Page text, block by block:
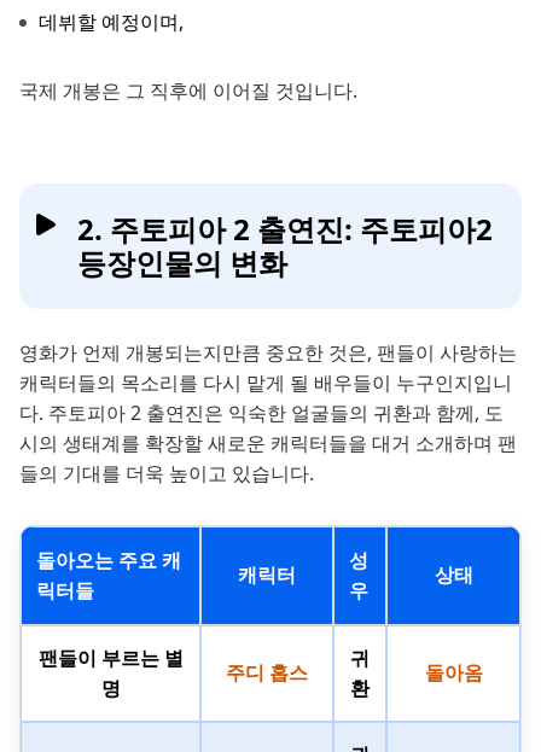
데뷔할 예정이며,
국제 개봉은 그 직후에 이어질 것입니다.
2. 주토피아 2 출연진: 주토피아2
등장인물의 변화
영화가 언제 개봉되는지만큼 중요한 것은, 팬들이 사랑하는
캐릭터들의 목소리를 다시 맡게 될 배우들이 누구인지입니
다. 주토피아 2 출연진은 익숙한 얼굴들의 귀환과 함께, 도
시의 생태계를 확장할 새로운 캐릭터들을 대거 소개하며 팬
들의 기대를 더욱 높이고 있습니다.
돌아오는 주요 캐
릭터들
캐릭터
성
우
상태
팬들이 부르는 별
명
주디 홉스
귀
환
돌아옴